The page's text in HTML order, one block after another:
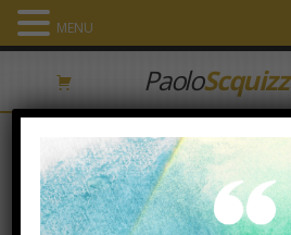
Paolo
Tag Archives:
MENU